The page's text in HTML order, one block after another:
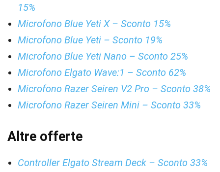
15%
Microfono Blue Yeti X – Sconto 15%
Microfono Blue Yeti – Sconto 19%
Microfono Blue Yeti Nano – Sconto 25%
Microfono Elgato Wave:1 – Sconto 62%
Microfono Razer Seiren V2 Pro – Sconto 38%
Microfono Razer Seiren Mini – Sconto 33%
Altre offerte
Controller Elgato Stream Deck – Sconto 33%